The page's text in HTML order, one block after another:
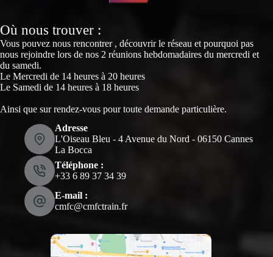
Où nous trouver :
Vous pouvez nous rencontrer , découvrir le réseau et pourquoi pas
nous rejoindre lors de nos 2 réunions hebdomadaires du mercredi et
du samedi.
Le Mercredi de 14 heures à 20 heures
Le Samedi de 14 heures à 18 heures
Ainsi que sur rendez-vous pour toute demande particulière.
Adresse
L'Oiseau Bleu - 4 Avenue du Nord - 06150 Cannes
La Bocca
Téléphone :
‭+33 6 89 37 34 39‬
E-mail :
cmfc@cmfctrain.fr